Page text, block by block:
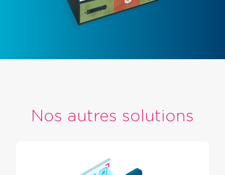
Nos autres solutions